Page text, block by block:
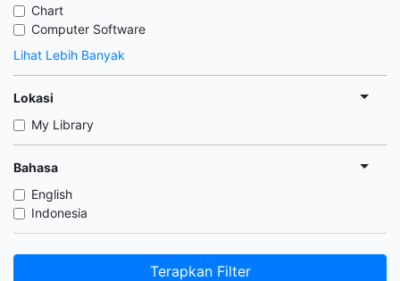
Chart
Computer Software
Lihat Lebih Banyak
Lokasi
My Library
Bahasa
English
Indonesia
Terapkan Filter